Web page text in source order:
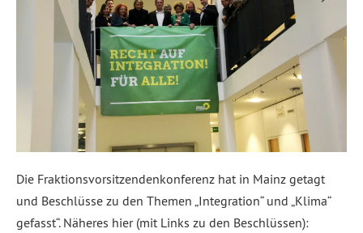
Die Fraktionsvorsitzendenkonferenz hat in Mainz getagt
und Beschlüsse zu den Themen „Integration“ und „Klima“
gefasst“. Näheres hier (mit Links zu den Beschlüssen):